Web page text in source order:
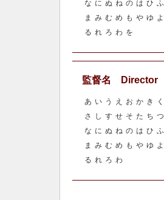
な に ぬ ね の は ひ ふ
ま み む め も や ゆ よ
る れ ろ わ を
監督名 Director
あ い う え お か き く
さ
し す せ そ た ち つ
な に ぬ ね の は ひ ふ
ま み む め も や ゆ よ
る れ ろ わ